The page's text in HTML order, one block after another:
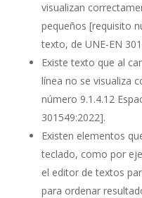
visualizan
pequeños [requisito
texto, de UNE-EN
Existe texto que al
línea no se visualiza
número 9.1.4.12
301549:2022].
Existen elementos
teclado, como por
el editor de textos
para ordenar